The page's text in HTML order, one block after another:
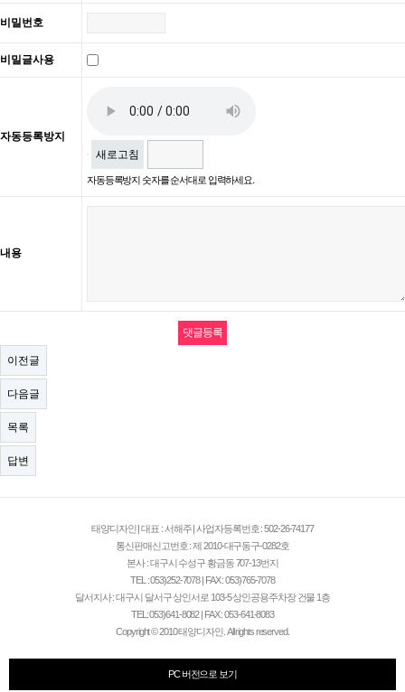
비밀번호
비밀글사용
자동등록방지
새로고침
자동등록방지 숫자를 순서대로 입력하세요.
내용
이전글
다음글
목록
답변
태양디자인 | 대표 : 서해주 | 사업자등록번호 : 502-26-74177
통신판매신고번호 : 제 2010-대구동구-0282호
본사 : 대구시 수성구 황금동 707-13번지
TEL : 053)252-7078 | FAX : 053)765-7078
달서지사 : 대구시 달서구 상인서로 103-5 상인공용주차장 건물 1층
TEL: 053)641-8082 | FAX : 053-641-8083
Copyright © 2010 태양디자인. All rights reserved.
PC 버전으로 보기